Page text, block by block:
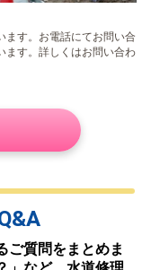
ます。お電話にてお問い合
ます。詳しくはお問い合わ
ご質問をまとめま